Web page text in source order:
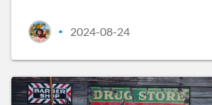
• 2024-08-24